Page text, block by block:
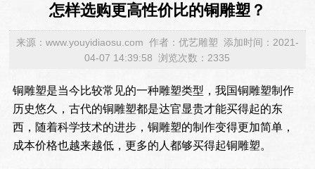
怎样选购更高性价比的铜雕塑？
来源：www.youyidiaosu.com 作者：优艺雕塑 添加时间：2021-
04-07 14:39:58 浏览次数：2335
铜雕塑是当今比较常见的一种雕塑类型，我国铜雕塑制作
历史悠久，古代的铜雕塑都是达官显贵才能买得起的东
西，随着科学技术的进步，铜雕塑的制作变得更加简单，
成本价格也越来越低，更多的人都够买得起铜雕塑。